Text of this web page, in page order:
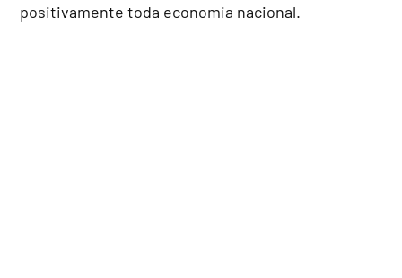
positivamente toda economia nacional.